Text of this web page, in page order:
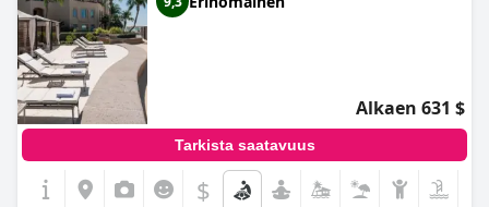
Alkaen 631 $
Tarkista saatavuus
$